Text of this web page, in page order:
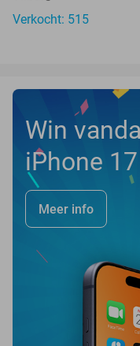
Verkocht: 515
Win
iPhone
Meer info